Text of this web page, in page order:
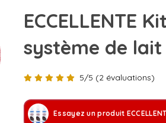
ECCELLENTE
système de lait
5/5 (2 évaluations)
Essayez un produit